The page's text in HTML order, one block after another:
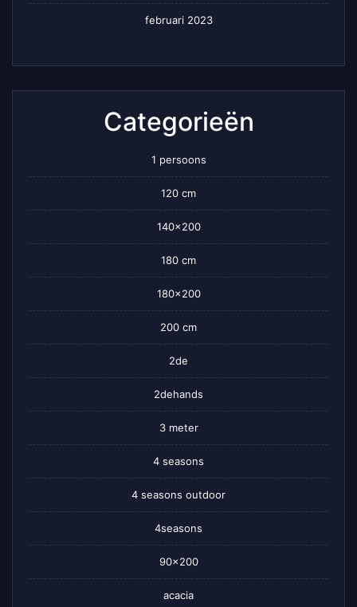
februari 2023
Categorieën
1 persoons
120 cm
140×200
180 cm
180×200
200 cm
2de
2dehands
3 meter
4 seasons
4 seasons outdoor
4seasons
90×200
acacia